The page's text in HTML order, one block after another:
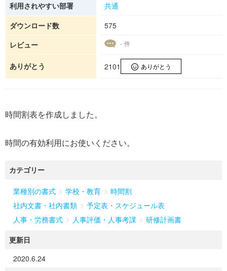
利用されやすい部署
共通
ダウンロード数
575
レビュー
- 件
ありがとう 2101 ありがとう
時間割表を作成しました。
時間の有効利用にお使いください。
カテゴリー
業種別の書式 > 学校・教育 > 時間割
社内文書・社内書類 > 予定表・スケジュール表
人事・労務書式 > 人事評価・人事考課 > 研修計画書
更新日
2020.6.24